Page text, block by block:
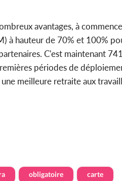
avantages, à
à hauteur de 70% et 100%
C'est maintenant
périodes de
meilleure retraite aux
obligatoire carte